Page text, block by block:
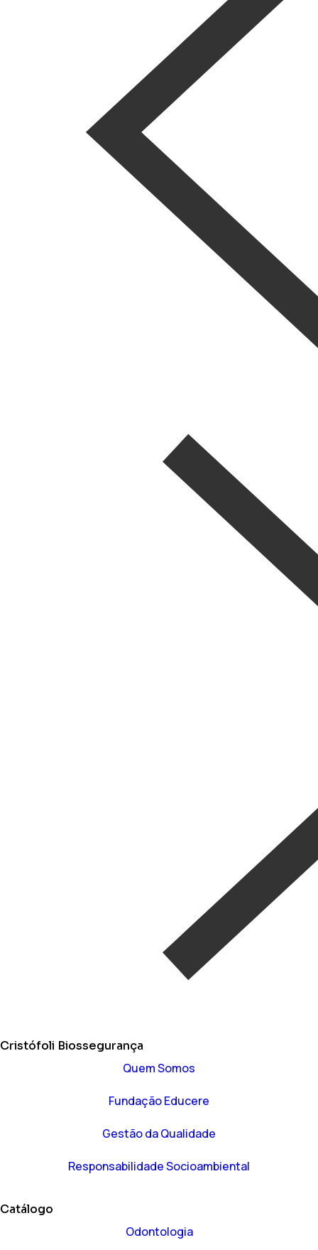
Cristófoli Biossegurança
Quem Somos
Fundação Educere
Gestão da Qualidade
Responsabilidade Socioambiental
Catálogo
Odontologia